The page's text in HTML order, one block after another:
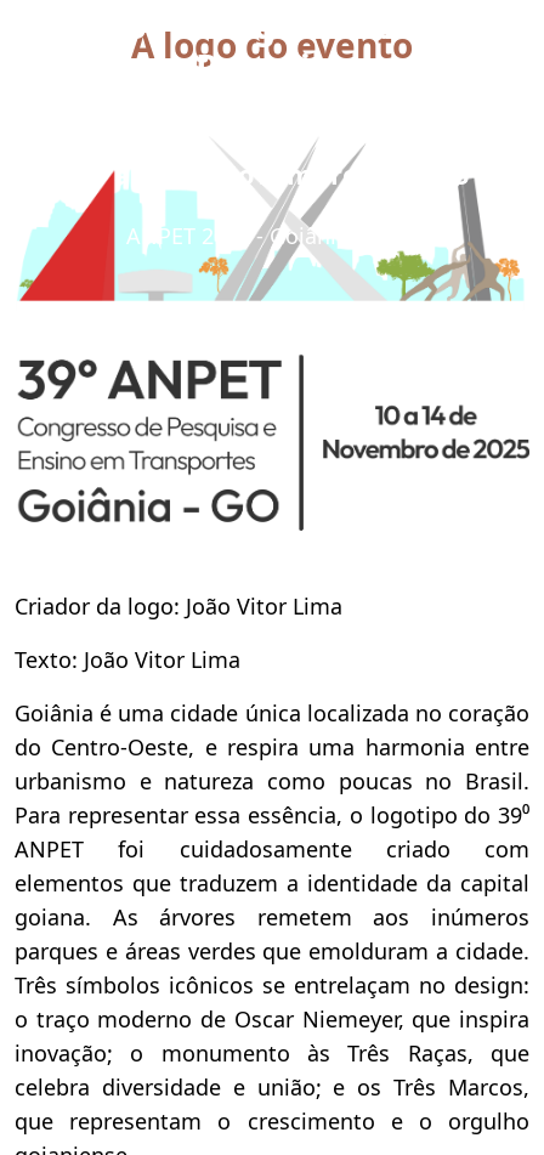
39º Congresso de
Pesquisa
10 a 14 de Novembro de 2025
ANPET 2025 - Goiânia, Goiás
A logo do evento
Criador da logo: João Vitor Lima
Texto: João Vitor Lima
Goiânia é uma cidade única localizada no coração
do Centro-Oeste, e respira uma harmonia entre
urbanismo e natureza como poucas no Brasil.
Para representar essa essência, o logotipo do 39⁰
ANPET foi cuidadosamente criado com
elementos que traduzem a identidade da capital
goiana. As árvores remetem aos inúmeros
parques e áreas verdes que emolduram a cidade.
Três símbolos icônicos se entrelaçam no design:
o traço moderno de Oscar Niemeyer, que inspira
inovação; o monumento às Três Raças, que
celebra diversidade e união; e os Três Marcos,
que representam o crescimento e o orgulho